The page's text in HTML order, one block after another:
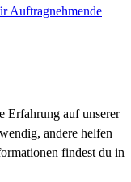
Auftragnehmende
Erfahrung auf unserer
andere helfen
findest du in